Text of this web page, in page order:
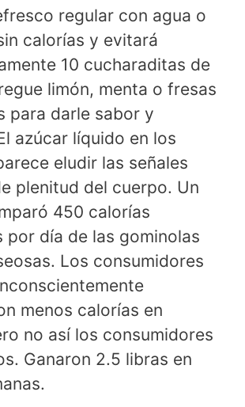
regular con agua o
calorías y evitará
10 cucharaditas de
limón, menta o fresas
para darle sabor y
azúcar líquido en los
eludir las señales
plenitud del cuerpo. Un
450 calorías
por día de las gominolas
Los consumidores
menos calorías en
no así los consumidores
Ganaron 2.5 libras en